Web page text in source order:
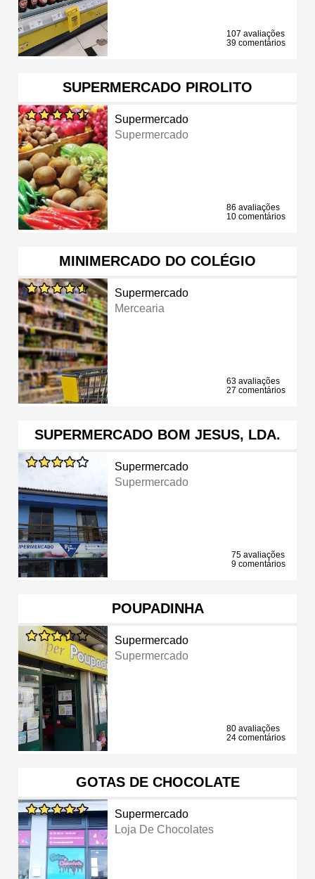
107 avaliações
39 comentários
SUPERMERCADO PIROLITO
Supermercado
Supermercado
86 avaliações
10 comentários
MINIMERCADO DO COLÉGIO
Supermercado
Mercearia
63 avaliações
27 comentários
SUPERMERCADO BOM JESUS, LDA.
Supermercado
Supermercado
75 avaliações
9 comentários
POUPADINHA
Supermercado
Supermercado
80 avaliações
24 comentários
GOTAS DE CHOCOLATE
Supermercado
Loja De Chocolates